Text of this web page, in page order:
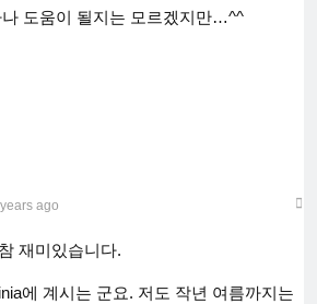
도움이 될지는 모르겠지만…^^
ago
재미있습니다.
에 계시는 군요. 저도 작년 여름까지는